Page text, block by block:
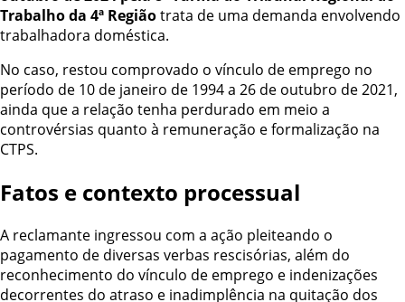
Trabalho da 4ª Regiãotrata de uma demanda envolvendo
trabalhadora doméstica.
No caso, restou comprovado o vínculo de emprego no
período de 10 de janeiro de 1994 a 26 de outubro de 2021,
ainda que a relação tenha perdurado em meio a
controvérsias quanto à remuneração e formalização na
CTPS.
Fatos e contexto processual
A reclamante ingressou com a ação pleiteando o
pagamento de diversas verbas rescisórias, além do
reconhecimento do vínculo de emprego e indenizações
decorrentes do atraso e inadimplência na quitação dos